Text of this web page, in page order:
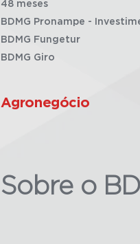
48 meses
BDMG Pronampe -
BDMG Fungetur
BDMG Giro
Agronegócio
Sobre o